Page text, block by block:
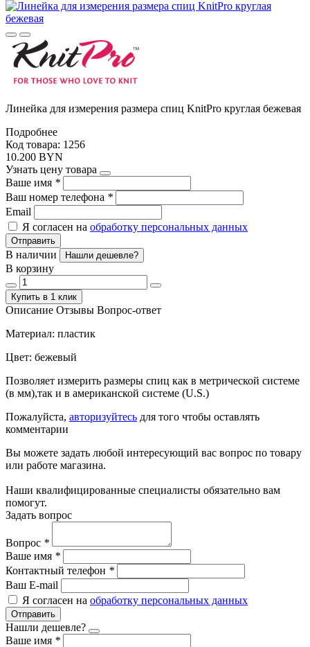
Линейка для измерения размера спиц KnitPro круглая бежевая
Подробнее
Код товара: 1256
10.200 BYN
Узнать цену товара
Ваше имя *
Ваш номер телефона *
Email
Я согласен на обработку персональных данных
Отправить
В наличии Нашли дешевле?
В корзину
Купить в 1 клик
Описание Отзывы Вопрос-ответ
Материал: пластик
Цвет: бежевый
Позволяет измерить размеры спиц как в метрической системе
(в мм),так и в американской системе (U.S.)
Пожалуйста, авторизуйтесь для того чтобы оставлять
комментарии
Вы можете задать любой интересующий вас вопрос по товару
или работе магазина.
Наши квалифицированные специалисты обязательно вам
помогут.
Задать вопрос
Вопрос *
Ваше имя *
Контактный телефон *
Ваш E-mail
Я согласен на обработку персональных данных
Отправить
Нашли дешевле?
Ваше имя *